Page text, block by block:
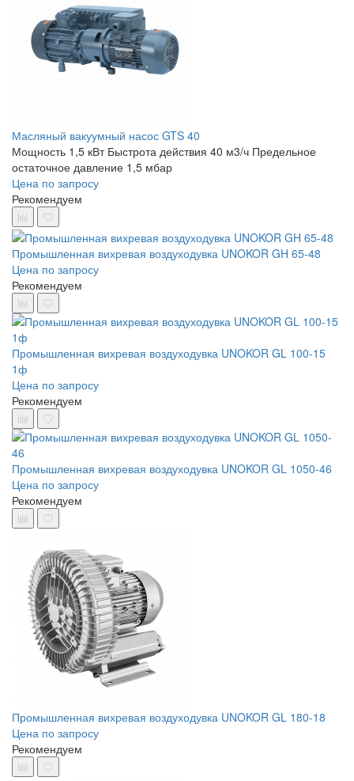
Масляный вакуумный насос GTS 40
Мощность 1,5 кВт Быстрота действия 40 м3/ч Предельное
остаточное давление 1,5 мбар
Цена по запросу
Рекомендуем
Промышленная вихревая воздуходувка UNOKOR GH 65-48
Цена по запросу
Рекомендуем
Промышленная вихревая воздуходувка UNOKOR GL 100-15
1ф
Цена по запросу
Рекомендуем
Промышленная вихревая воздуходувка UNOKOR GL 1050-46
Цена по запросу
Рекомендуем
Промышленная вихревая воздуходувка UNOKOR GL 180-18
Цена по запросу
Рекомендуем